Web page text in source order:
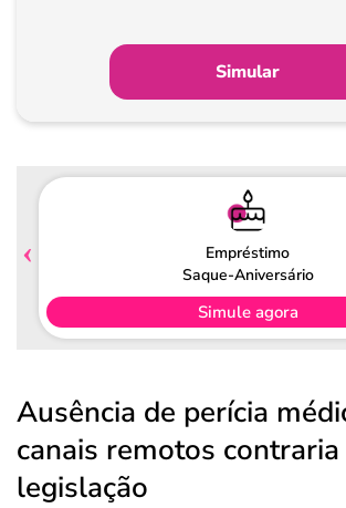
Simular
Empréstimo
Saque-Aniversário
Simule agora
Ausência de perícia
canais remotos contraria
legislação